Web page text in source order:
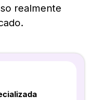
realmente